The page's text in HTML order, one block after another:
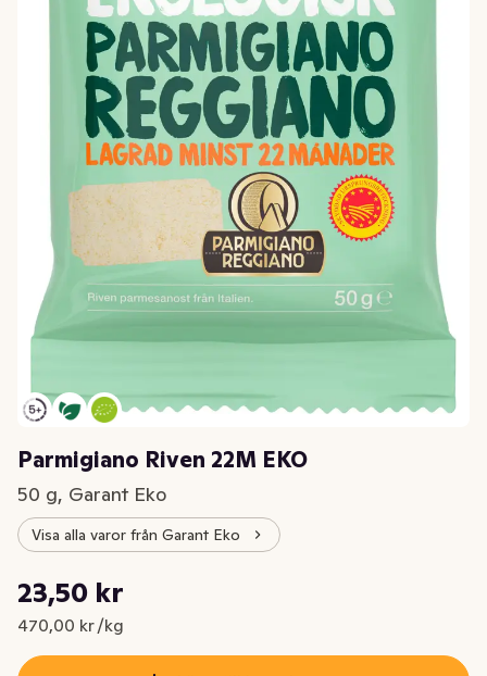
Parmigiano Riven 22M EKO
50 g, Garant Eko
Visa alla varor från Garant Eko
Nuvarande pris är: 23,50 kr
23,50 kr
470,00 kr /kg
Styckpris: 470,00 kr /kg